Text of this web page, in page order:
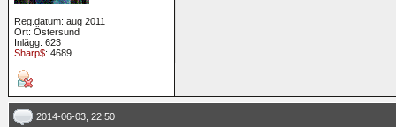
Reg.datum: aug 2011
Ort: Östersund
Inlägg: 623
Sharp$: 4689
2014-06-03, 22:50